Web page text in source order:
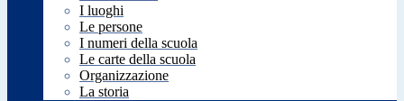
I luoghi
Le persone
I numeri della scuola
Le carte della scuola
Organizzazione
La storia